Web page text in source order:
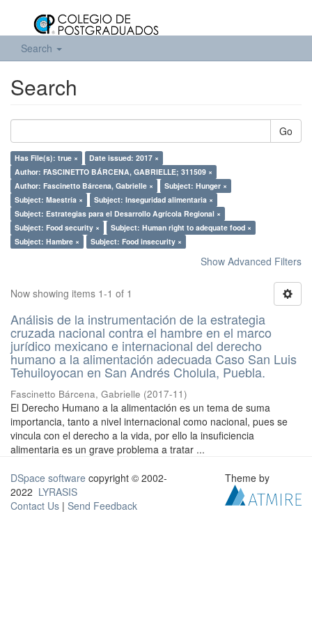
Search
Search
Go
Has File(s): true ×
Date issued: 2017 ×
Author: FASCINETTO BÁRCENA, GABRIELLE; 311509 ×
Author: Fascinetto Bárcena, Gabrielle ×
Subject: Hunger ×
Subject: Maestría ×
Subject: Inseguridad alimentaria ×
Subject: Estrategias para el Desarrollo Agrícola Regional ×
Subject: Food security ×
Subject: Human right to adequate food ×
Subject: Hambre ×
Subject: Food insecurity ×
Show Advanced Filters
Now showing items 1-1 of 1
Análisis de la instrumentación de la estrategia
cruzada nacional contra el hambre en el marco
jurídico mexicano e internacional del derecho
humano a la alimentación adecuada Caso San Luis
Tehuiloyocan en San Andrés Cholula, Puebla.
Fascinetto Bárcena, Gabrielle (2017-11)
El Derecho Humano a la alimentación es un tema de suma
importancia, tanto a nivel internacional como nacional, pues se
vincula con el derecho a la vida, por ello la insuficiencia
alimentaria es un grave problema a tratar ...
DSpace software copyright © 2002-
2022 LYRASIS
Contact Us | Send Feedback
Theme by